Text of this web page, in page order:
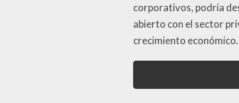
corporativos, podría
abierto con el sector
crecimiento económico.